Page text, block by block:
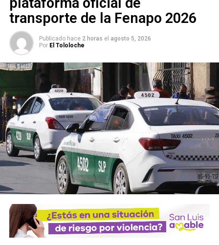
POTOSINOS
SIGUIENTE
SLP registró 1,299 nuevos casos de covid-19 en las
últimas 24 hrs
NO TE PIERDAS
Fox y Palazuelos abrirán en SLP su tienda de
productos cannábicos
transporte de la Fenapo 2026
Publicado hace 2 horas el agosto 5, 2026
Por El Tololoche